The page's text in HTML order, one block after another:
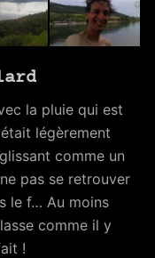
la pluie qui est
légèrement
comme un
pas se retrouver
le f… Au moins
comme il y
!